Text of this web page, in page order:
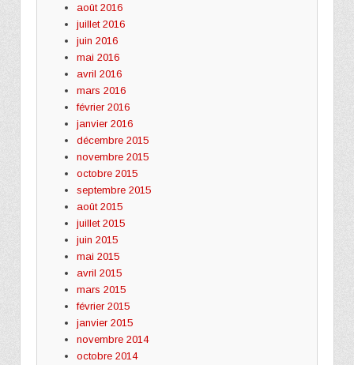
août 2016
juillet 2016
juin 2016
mai 2016
avril 2016
mars 2016
février 2016
janvier 2016
décembre 2015
novembre 2015
octobre 2015
septembre 2015
août 2015
juillet 2015
juin 2015
mai 2015
avril 2015
mars 2015
février 2015
janvier 2015
novembre 2014
octobre 2014